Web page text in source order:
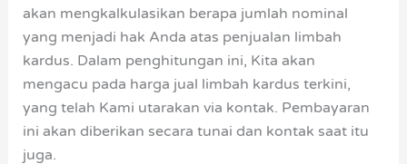
akan mengkalkulasikan berapa jumlah nominal
yang menjadi hak Anda atas penjualan limbah
kardus. Dalam penghitungan ini, Kita akan
mengacu pada harga jual limbah kardus terkini,
yang telah Kami utarakan via kontak. Pembayaran
ini akan diberikan secara tunai dan kontak saat itu
juga.